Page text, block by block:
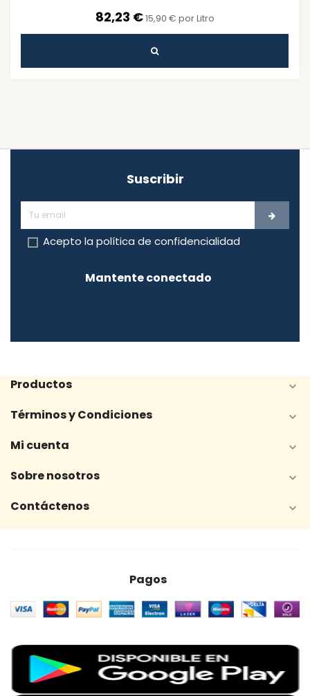
82,23 €15,90 € por Litro
Suscribir
Acepto la política de confidencialidad
Mantente conectado
Productos 
Términos y Condiciones 
Mi cuenta 
Sobre nosotros 
Contáctenos 
Pagos